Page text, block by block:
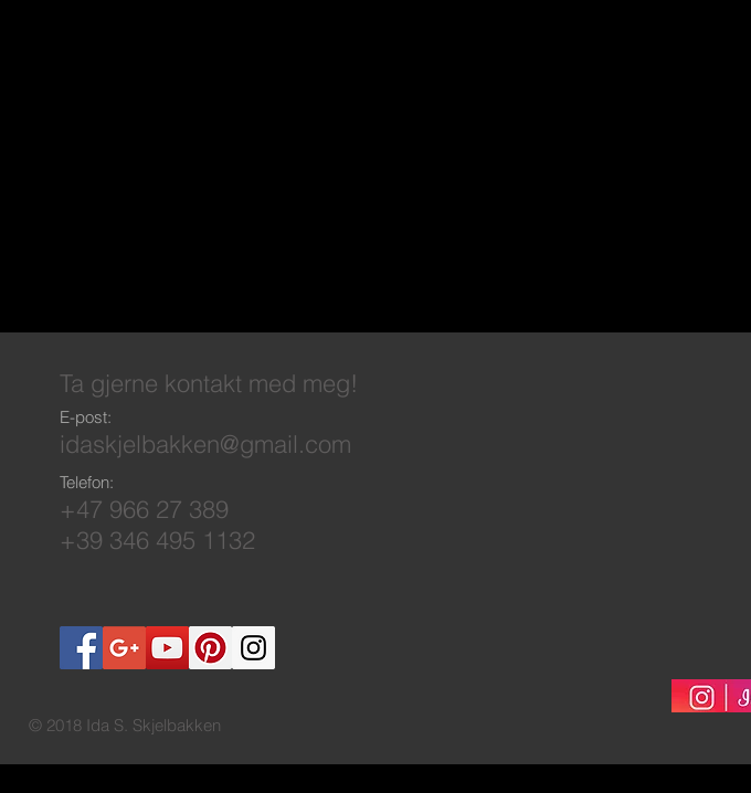
Ta gjerne kontakt med meg!
E-post:
idaskjelbakken@gmail.com
Telefon:
+47 966 27 389
+39 346 495 1132
© 2018 Ida S. Skjelbakken